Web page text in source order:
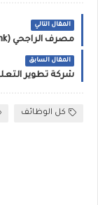
المقال التالي
المقال السابق
كل الوظائف